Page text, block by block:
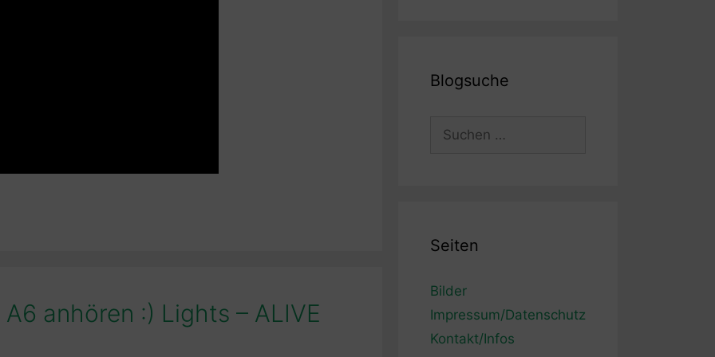
anhören :) Lights – ALIVE
Blogsuche
Seiten
Bilder
Impressum/Datenschutz
Kontakt/Infos